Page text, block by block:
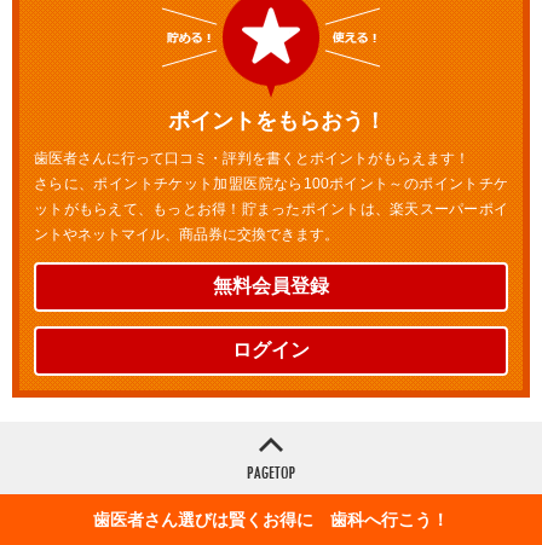
ポイントをもらおう！
歯医者さんに行って口コミ・評判を書くとポイントがもらえます！
さらに、ポイントチケット加盟医院なら100ポイント～のポイントチケ
ットがもらえて、もっとお得！貯まったポイントは、楽天スーパーポイ
ントやネットマイル、商品券に交換できます。
無料会員登録
ログイン
歯医者さん選びは賢くお得に 歯科へ行こう！